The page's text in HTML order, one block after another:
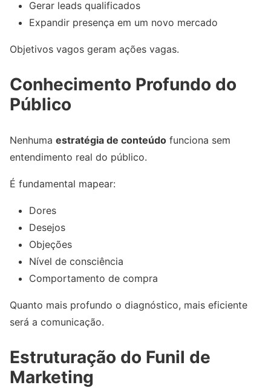
Gerar leads qualificados
Expandir presença em um novo mercado
Objetivos vagos geram ações vagas.
Conhecimento Profundo do
Público
Nenhuma estratégia de conteúdo funciona sem
entendimento real do público.
É fundamental mapear:
Dores
Desejos
Objeções
Nível de consciência
Comportamento de compra
Quanto mais profundo o diagnóstico, mais eficiente
será a comunicação.
Estruturação do Funil de
Marketing